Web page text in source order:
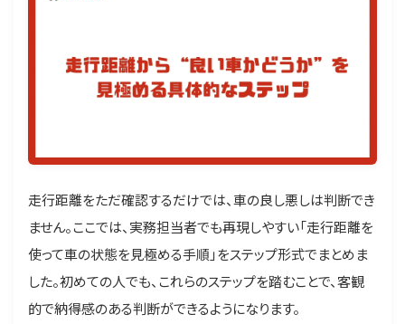
走行距離をただ確認するだけでは、車の良し悪しは判断でき
ません。ここでは、実務担当者でも再現しやすい「走行距離を
使って車の状態を見極める手順」をステップ形式でまとめま
した。初めての人でも、これらのステップを踏むことで、客観
的で納得感のある判断ができるようになります。